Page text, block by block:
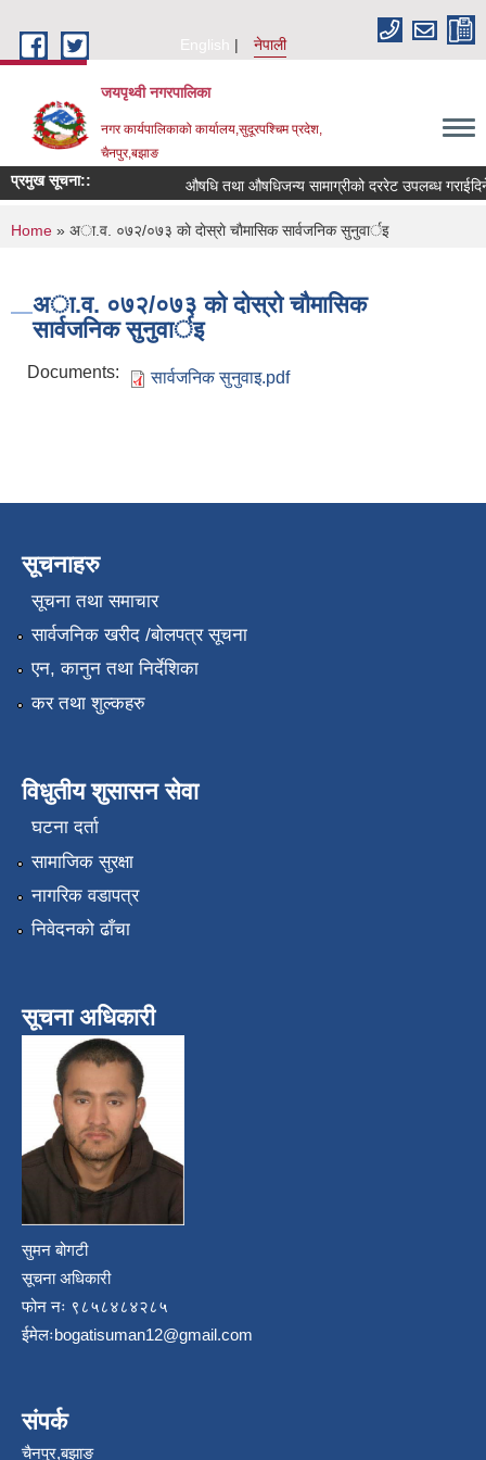
English
नेपाली
जयपृथ्वी नगरपालिका
नगर कार्यपालिकाको कार्यालय,सुदूरपश्चिम प्रदेश,
चैनपुर,बझाङ
प्रमुख सूचना:: औषधि तथा औषधिजन्य सामाग्रीको दररेट उपलब्ध
You are here
Home » अा.व. ०७२/०७३ काे दाेस्राे चाैमासिक सार्वजनिक सुनुवार्इ
अा.व. ०७२/०७३ काे दाेस्राे चाैमासिक
सार्वजनिक सुनुवार्इ
Documents: सार्वजनिक सुनुवाइ.pdf
सूचनाहरु
सूचना तथा समाचार
सार्वजनिक खरीद /बोलपत्र सूचना
एन, कानुन तथा निर्देशिका
कर तथा शुल्कहरु
विधुतीय शुसासन सेवा
घटना दर्ता
सामाजिक सुरक्षा
नागरिक वडापत्र
निवेदनको ढाँचा
सूचना अधिकारी
सुमन बोगटी
सूचना अधिकारी
फोन नः ९८५८४८४२८५
ईमेलःbogatisuman12@gmail.com
संपर्क
चैनपुर,बझाङ